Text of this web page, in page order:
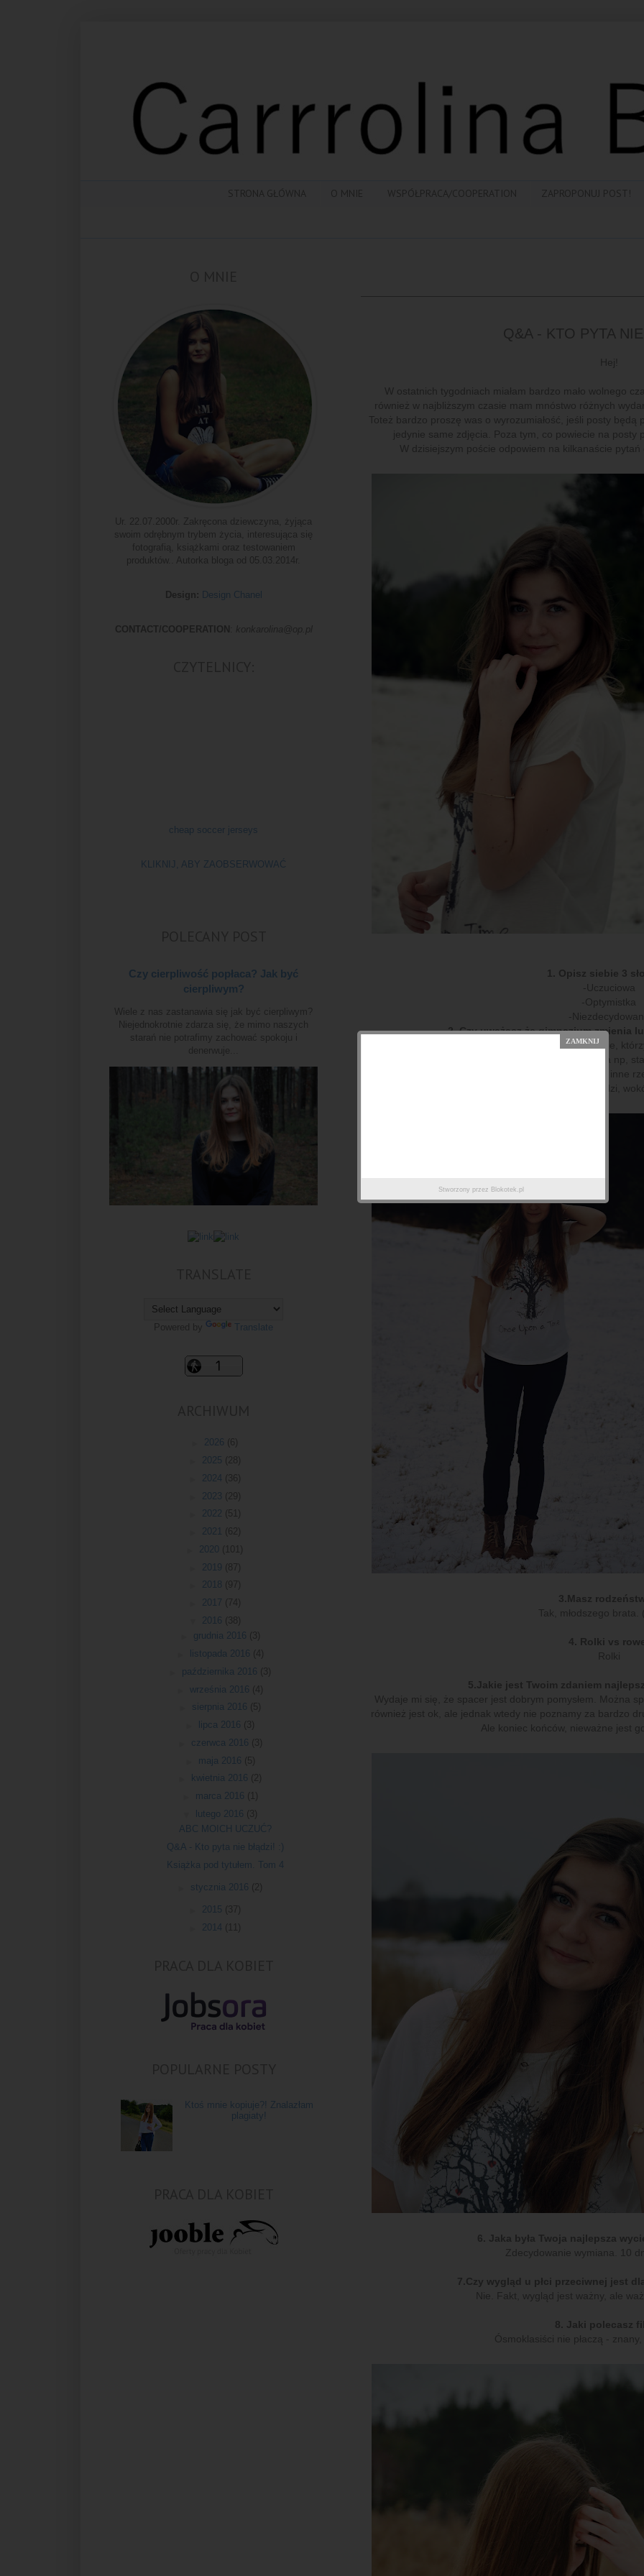
STRONA GŁÓWNA O MNIE WSPÓŁPRACA/COOPERATION ZAPROPONUJ POST!
Q&A - KTO PYTA
Hej!
W ostatnich tygodniach miałam bardzo mało wolnego
również w najbliższym czasie mam mnóstwo różnych
Toteż bardzo proszę was o wyrozumiałość, jeśli posty
jedynie same zdjęcia. Poza tym, co powiecie na posty
W dzisiejszym poście odpowiem na kilkanaście
1. Opisz siebie 3
-Uczuciowa
-Optymistka
-
2. Czy uważasz że gimnazjum zmienia
Hmm... Moim zdaniem nie tyle gimnazjum, co ludzie,
pewnością każdy w jakimś stopniu uległ zmianie. Ja np,
znajomości. Zaczęłam również zwracać uwagę na inne
zmiana uzależniona jest od ludzi,
3.Masz
Tak, młodszego brata.
4. Rolki vs
Rolki
5.Jakie jest Twoim zdaniem
Wydaje mi się, że spacer jest dobrym pomysłem. Można
również jest ok, ale jednak wtedy nie poznamy za bardzo
Ale koniec końców, nieważne jest
6. Jaka była Twoja najlepsza
Zdecydowanie wymiana. 10
7.Czy wygląd u płci przeciwnej jest
Nie. Fakt, wygląd jest ważny, ale
8. Jaki polecasz
Ósmoklasiści nie płaczą -
Ur. 22.07.2000r. Zakręcona dziewczyna, żyjąca
swoim odrębnym trybem życia, interesująca się
fotografią, książkami oraz testowaniem
produktów.. Autorka bloga od 05.03.2014r.
Design: Design Chanel
CONTACT/COOPERATION konkarolina@op.pl
cheap soccer jerseys
KLIKNIJ, ABY ZAOBSERWOWAĆ
Czy cierpliwość popłaca? Jak być
cierpliwym?
Wiele z nas zastanawia się jak być cierpliwym?
Niejednokrotnie zdarza się, że mimo naszych
starań nie potrafimy zachować spokoju i
denerwuje...
Powered by Translate
Stworzony przez Blokotek.pl
2026 (6)
2025 (28)
2024 (36)
2023 (29)
2022 (51)
2021 (62)
2020 (101)
2019 (87)
2018 (97)
2017 (74)
2016 (38)
grudnia 2016 (3)
listopada 2016 (4)
października 2016 (3)
►września 2016 (4)
sierpnia 2016 (5)
lipca 2016 (3)
czerwca 2016 (3)
maja 2016 (5)
kwietnia 2016 (2)
marca 2016 (1)
lutego 2016 (3)
ABC MOICH UCZUĆ?
Q&A - Kto pyta nie błądzi! :)
Książka pod tytułem. Tom 4
stycznia 2016 (2)
2015 (37)
2014 (11)
Ktoś mnie kopiuje?! Znalazłam
plagiaty!